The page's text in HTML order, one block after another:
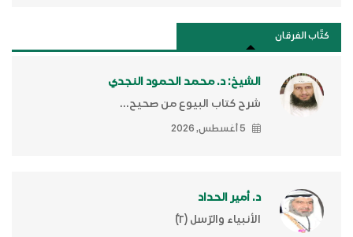
كتَّاب الفرقان
الشيخ: د. محمد الحمود النجدي
شرح كتاب البيوع من صحيح...
5 أغسطس, 2026
د. أمير الحداد
الأنبياء والرّسل (٢)ّ